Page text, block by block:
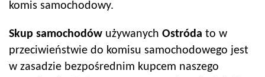
komis samochodowy.
Skup samochodów używanych Ostróda to w
przeciwieństwie do komisu samochodowego jest
w zasadzie bezpośrednim kupcem naszego